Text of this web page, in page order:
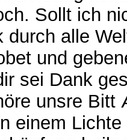
Sollt ich
durch alle
und
sei Dank
unsre
einem